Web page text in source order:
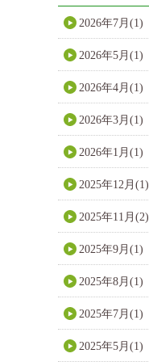
2026年7月(1)
2026年5月(1)
2026年4月(1)
2026年3月(1)
2026年1月(1)
2025年12月(1)
2025年11月(2)
2025年9月(1)
2025年8月(1)
2025年7月(1)
2025年5月(1)